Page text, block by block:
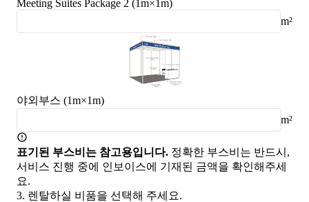
Meeting Suites Package 2 (1m×1m)
m²
야외부스 (1m×1m)
m²
표기된 부스비는 참고용입니다. 정확한 부스비는 반드시,
서비스 진행 중에 인보이스에 기재된 금액을 확인해주세
요.
3. 렌탈하실 비품을 선택해 주세요.